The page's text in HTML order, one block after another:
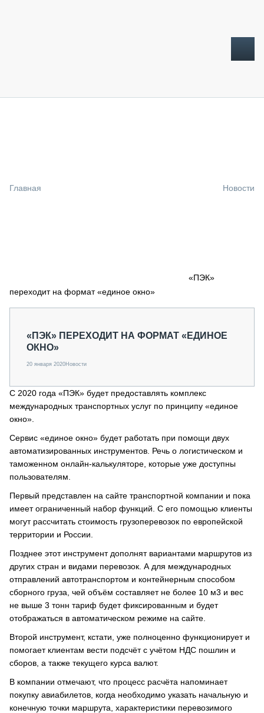
СПЕЦПРОЕКТЫ
О ПРОЕКТЕ
Главная Новости
«ПЭК»
переходит на формат «единое окно»
«ПЭК» ПЕРЕХОДИТ НА ФОРМАТ «ЕДИНОЕ
ОКНО»
20 января 2020Новости
С 2020 года «ПЭК» будет предоставлять комплекс
международных транспортных услуг по принципу «единое
окно».
Сервис «единое окно» будет работать при помощи двух
автоматизированных инструментов. Речь о логистическом и
таможенном онлайн-калькуляторе, которые уже доступны
пользователям.
Первый представлен на сайте транспортной компании и пока
имеет ограниченный набор функций. С его помощью клиенты
могут рассчитать стоимость грузоперевозок по европейской
территории и России.
Позднее этот инструмент дополнят вариантами маршрутов из
других стран и видами перевозок. А для международных
отправлений автотранспортом и контейнерным способом
сборного груза, чей объём составляет не более 10 м3 и вес
не выше 3 тонн тариф будет фиксированным и будет
отображаться в автоматическом режиме на сайте.
Второй инструмент, кстати, уже полноценно функционирует и
помогает клиентам вести подсчёт с учётом НДС пошлин и
сборов, а также текущего курса валют.
В компании отмечают, что процесс расчёта напоминает
покупку авиабилетов, когда необходимо указать начальную и
конечную точки маршрута, характеристики перевозимого